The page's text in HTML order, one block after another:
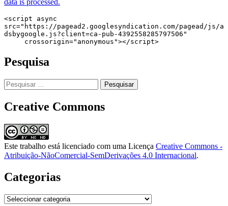
<script async
src="https://pagead2.googlesyndication.com/pagead/js/a
dsbygoogle.js?client=ca-pub-4392558285797506"
     crossorigin="anonymous"></script>
Pesquisa
Pesquisar
por:
Creative Commons
Este trabalho está licenciado com uma Licença Creative Commons -
Atribuição-NãoComercial-SemDerivações 4.0 Internacional.
Categorias
Categorias